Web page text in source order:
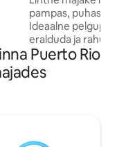
pampas, puhas
Ideaalne
eralduda ja rahu
varustatud köök,
valgusküllane
mõne minuti
Puerto Rio